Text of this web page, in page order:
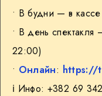
• В будни — в
• В день
22:00)
• Онлайн: https://
ℹ️ Инфо: +382 69